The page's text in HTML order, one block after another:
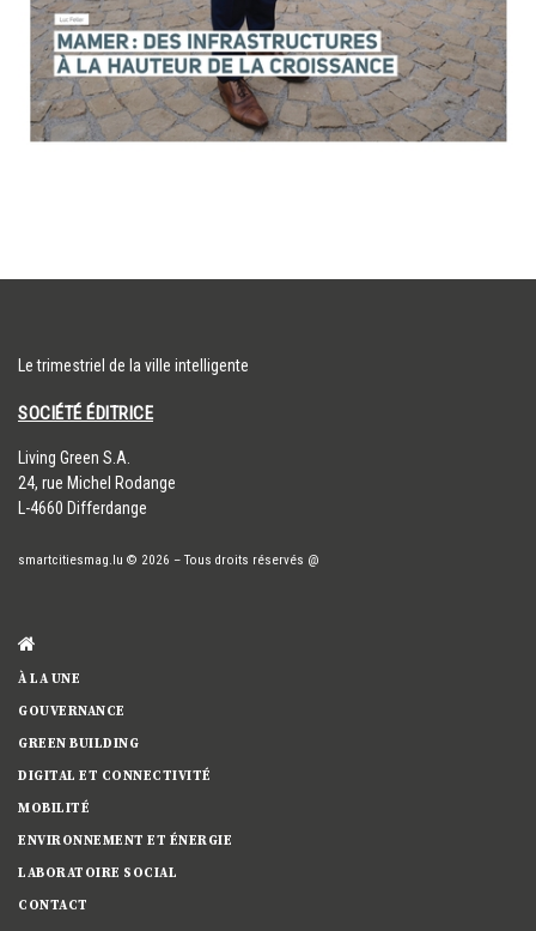
Le trimestriel de la ville intelligente
SOCIÉTÉ ÉDITRICE
​Living Green S.A.
24, rue Michel Rodange
L-4660 Differdange
smartcitiesmag.lu © 2026 – Tous droits réservés @
À LA UNE
GOUVERNANCE
GREEN BUILDING
DIGITAL ET CONNECTIVITÉ
MOBILITÉ
ENVIRONNEMENT ET ÉNERGIE
LABORATOIRE SOCIAL
CONTACT